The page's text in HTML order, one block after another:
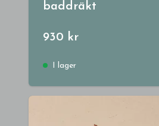
baddräkt
930 kr
I lager